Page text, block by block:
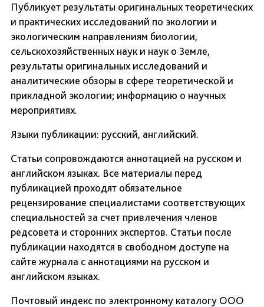
Публикует результаты оригинальных теоретических
и практических исследований по экологии и
экологическим направлениям биологии,
сельскохозяйственных наук и наук о Земле,
результаты оригинальных исследований и
аналитические обзоры в сфере теоретической и
прикладной экологии; информацию о научных
мероприятиях.
Языки публикации: русский, английский.
Статьи сопровождаются аннотацией на русском и
английском языках. Все материалы перед
публикацией проходят обязательное
рецензирование специалистами соответствующих
специальностей за счет привлечения членов
редсовета и сторонних экспертов. Статьи после
публикации находятся в свободном доступе на
сайте журнала с аннотациями на русском и
английском языках.
Почтовый индекс по электронному каталогу ООО